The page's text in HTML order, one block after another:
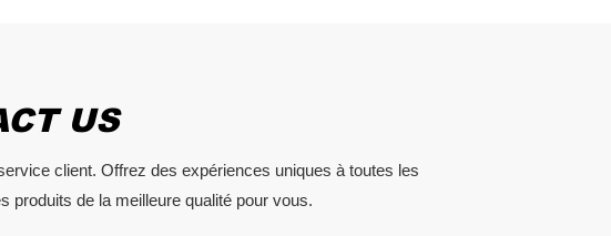
US
client. Offrez des expériences uniques à toutes les
produits de la meilleure qualité pour vous.